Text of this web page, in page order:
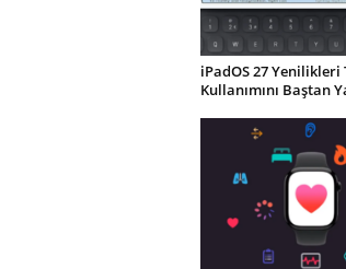
iPadOS 27 Yenilikleri
Kullanımını Baştan